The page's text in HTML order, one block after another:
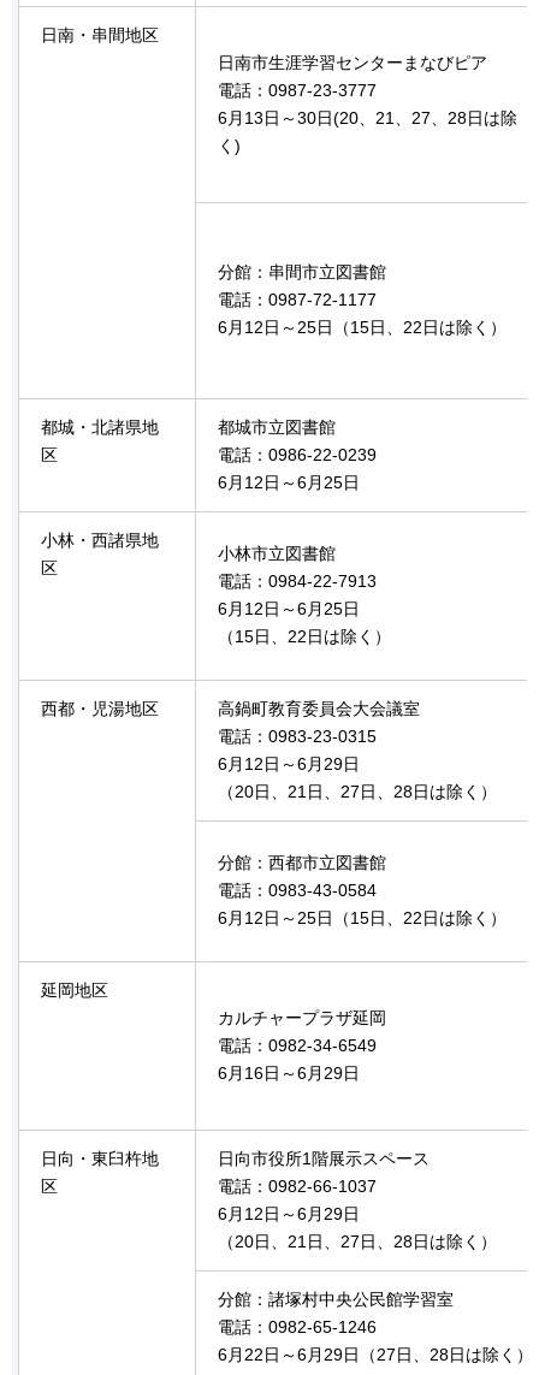
日南・串間地区
日南市生涯学習センターまなびピア
電話：0987-23-3777
6月13日～30日(20、21、27、28日は除
く)
分館：串間市立図書館
電話：0987-72-1177
6月12日～25日（15日、22日は除く）
都城・北諸県地
区
都城市立図書館
電話：0986-22-0239
6月12日～6月25日
小林・西諸県地
区
小林市立図書館
電話：0984-22-7913
6月12日～6月25日
（15日、22日は除く）
西都・児湯地区
高鍋町教育委員会大会議室
電話：0983-23-0315
6月12日～6月29日
（20日、21日、27日、28日は除く）
分館：西都市立図書館
電話：0983-43-0584
6月12日～25日（15日、22日は除く）
延岡地区
カルチャープラザ延岡
電話：0982-34-6549
6月16日～6月29日
日向・東臼杵地
区
日向市役所1階展示スペース
電話：0982-66-1037
6月12日～6月29日
（20日、21日、27日、28日は除く）
分館：諸塚村中央公民館学習室
電話：0982-65-1246
6月22日～6月29日（27日、28日は除く）